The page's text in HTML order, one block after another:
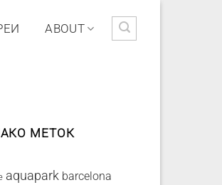
ABOUT
МЕТОК
aquapark barcelona